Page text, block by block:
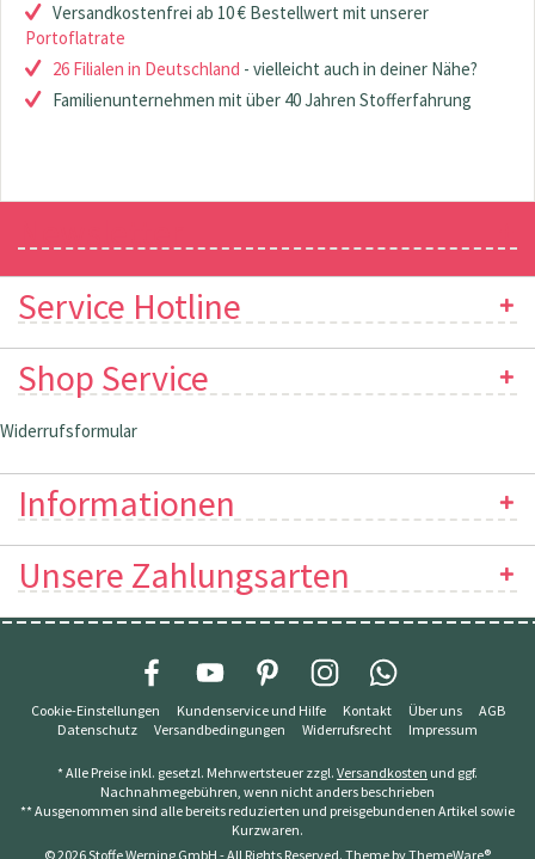
Versandkostenfrei ab 10 € Bestellwert mit unserer
Portoflatrate
26 Filialen in Deutschland - vielleicht auch in deiner Nähe?
Familienunternehmen mit über 40 Jahren Stofferfahrung
Service Hotline
Shop Service
Widerrufsformular
Informationen
Unsere Zahlungsarten
Cookie-Einstellungen Kundenservice und Hilfe Kontakt Über uns
AGB
Datenschutz
Versandbedingungen Widerrufsrecht Impressum
* Alle Preise inkl. gesetzl. Mehrwertsteuer zzgl. Versandkosten und ggf.
Nachnahmegebühren, wenn nicht anders beschrieben
** Ausgenommen sind alle bereits reduzierten und preisgebundenen Artikel sowie
Kurzwaren.
© 2026 Stoffe Werning GmbH - All Rights Reserved. Theme byThemeWare®